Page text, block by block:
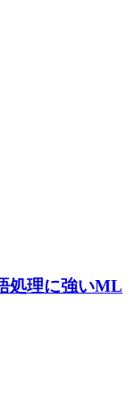
処理に強いML